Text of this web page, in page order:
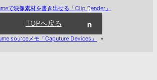
o
n
で映像素材を書き出せる「Clip Render」
TOPへ戻る
sourceメモ「Caputure Devices」 »